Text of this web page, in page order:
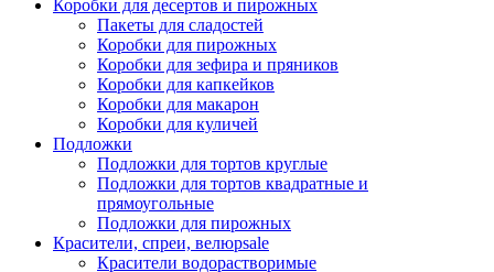
Коробки для десертов и пирожных
Пакеты для сладостей
Коробки для пирожных
Коробки для зефира и пряников
Коробки для капкейков
Коробки для макарон
Коробки для куличей
Подложки
Подложки для тортов круглые
Подложки для тортов квадратные и
прямоугольные
Подложки для пирожных
Красители, спреи, велюрsale
Красители водорастворимые